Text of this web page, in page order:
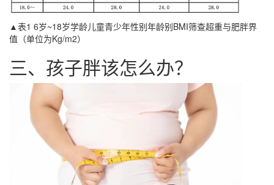
▲表1 6岁~18岁学龄儿童青少年性别年龄别BMI筛查超重与肥胖界
值（单位为Kg/m2）
三、孩子胖该怎么办？